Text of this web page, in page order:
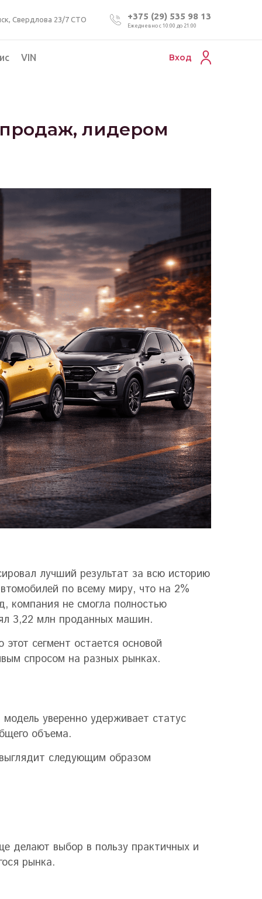
Свердлова 23/7 СТО +375 (29) 535 98 13
Ежедневно с 10:00 до 21:00
Пригон авто из Беларуси
VIN Вход
лидером
лучший результат за всю историю
по всему миру, что на 2%
компания не смогла полностью
3,22 млн проданных машин.
сегмент остается основой
спросом на разных рынках.
уверенно удерживает статус
объема.
следующим образом
делают выбор в пользу практичных и
рынка.